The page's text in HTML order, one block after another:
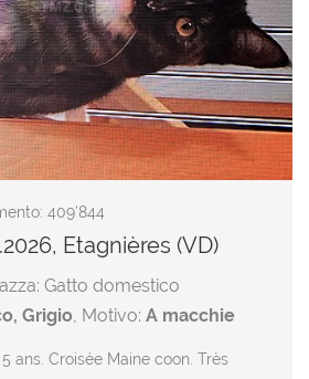
409'844
Etagnières (VD)
Gatto domestico
Grigio, Motivo: A macchie
ans. Croisée Maine coon. Très